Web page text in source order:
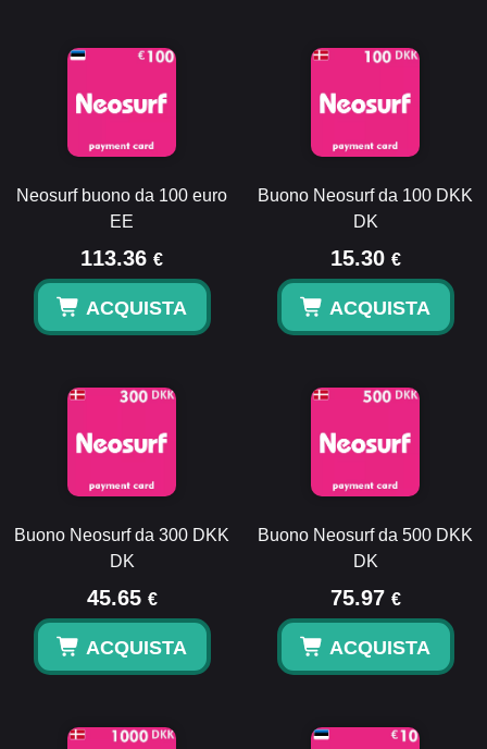
Neosurf buono da 100 euro
EE
113.36 €
ACQUISTA
Buono Neosurf da 100 DKK
DK
15.30 €
ACQUISTA
Buono Neosurf da 300 DKK
DK
45.65 €
ACQUISTA
Buono Neosurf da 500 DKK
DK
75.97 €
ACQUISTA